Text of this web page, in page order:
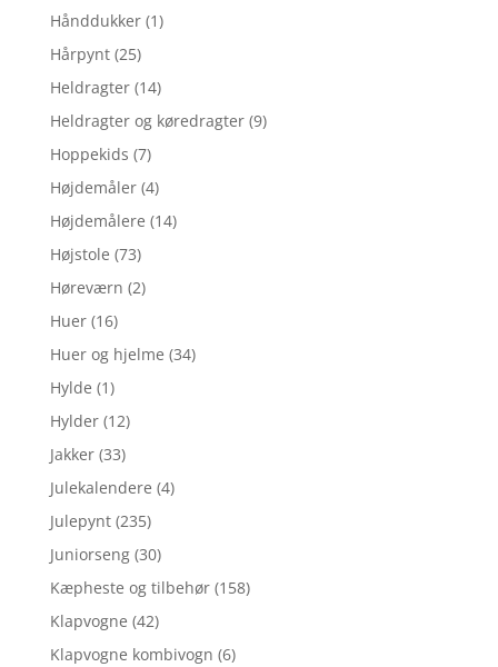
Hånddukker (1)
Hårpynt (25)
Heldragter (14)
Heldragter og køredragter (9)
Hoppekids (7)
Højdemåler (4)
Højdemålere (14)
Højstole (73)
Høreværn (2)
Huer (16)
Huer og hjelme (34)
Hylde (1)
Hylder (12)
Jakker (33)
Julekalendere (4)
Julepynt (235)
Juniorseng (30)
Kæpheste og tilbehør (158)
Klapvogne (42)
Klapvogne kombivogn (6)